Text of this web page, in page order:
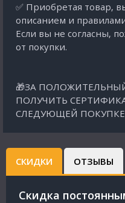
✅ Приобретая товар,
описанием и
Если вы не согласны,
от покупки.
🎁ЗА
ПОЛУЧИТЬ
СЛЕДУЮЩЕЙ ПОКУПКЕ
СКИДКИ ОТЗЫВЫ
Cкидка